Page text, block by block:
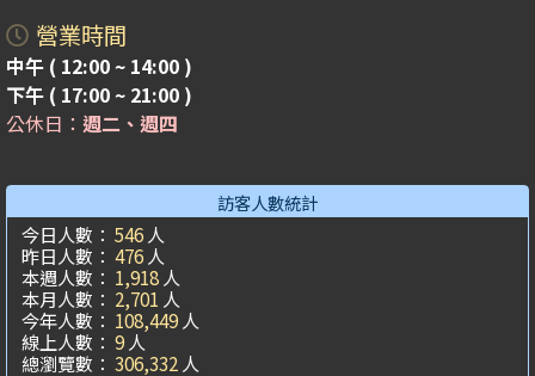
營業時間
中午 ( 12:00 ~ 14:00 )
下午 ( 17:00 ~ 21:00 )
公休日： 週二、週四
訪客人數統計
今日人數： 546 人
昨日人數： 476 人
本週人數： 1,918 人
本月人數： 2,701 人
今年人數： 108,449 人
線上人數： 9 人
總瀏覽數： 306,332 人